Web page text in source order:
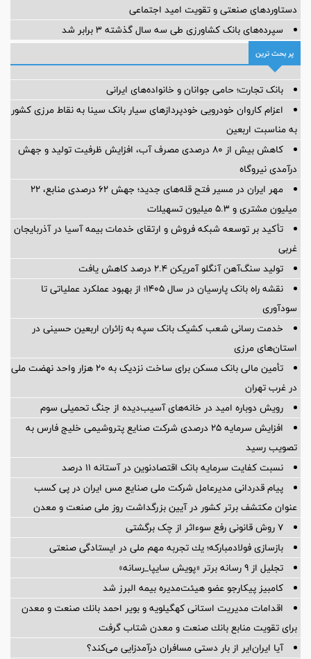
دستاوردهای صنعتی و تقویت امید اجتماعی
سپرده‌های بانک کشاورزی طی سه سال گذشته ۳ برابر شد
پر بحث ترین
بانک تجارت؛ حامی جوانان و خانواده‌های ایرانی
اعزام کاروان خودرویی خودپردازهای سیار بانک سینا به نقاط مرزی کشور
به مناسبت اربعین
کاهش بیش از ۸۰ درصدی مصرف آب، افزایش ظرفیت تولید و جهش
درآمدی نیروگاه
مهر ایران در مسیر فتح قله‌های جدید؛ جهش ۶۲ درصدی منابع، ۲۲
میلیون مشتری و ۵.۳ میلیون تسهیلات
تأکید بر توسعه شبکه فروش و ارتقای خدمات بیمه آسیا در آذربایجان
غربی
تولید سنگ‌آهن آنگلو آمریکن ۲.۴ درصد کاهش یافت
نقشه راه بانک پارسیان در سال ۱۴۰۵؛ از بهبود عملکرد عملیاتی تا
سودآوری
خدمت رسانی شعب کشیک بانک سپه به زائران اربعین حسینی در
استان‌‌های مرزی
تأمین مالی بانک مسکن برای ساخت نزدیک به ۲۰ هزار واحد نهضت ملی
در غرب تهران
رویش دوباره امید در خانه‌های آسیب‌دیده از جنگ تحمیلی سوم
افزایش سرمایه ۲۵ درصدی شرکت صنایع پتروشیمی خلیج فارس به
تصویب رسید
نسبت کفایت سرمایه بانک اقتصادنوین در آستانه 11 درصد
پیام قدردانی مدیرعامل شرکت ملی صنایع مس ایران در پی کسب
عنوان مکتشف برتر کشور در آیین بزرگداشت روز ملی صنعت و معدن
۷ روش قانونی رفع سوء‌اثر از چک برگشتی
بازسازی فولادمباركه؛ یك تجربه مهم ملی در ایستادگی صنعتی
تجلیل از ۹ رسانه برتر «پویش سایپا_رسانه»
کامبیز پیکارجو عضو هیئت‌مدیره بيمه البرز شد
اقدامات مدیریت استانی كهگیلویه و بویر احمد بانك صنعت و معدن
برای تقویت منابع بانك صنعت و معدن شتاب گرفت
آیا ایران‌ایر از بار دستی مسافران درآمدزایی می‌کند؟